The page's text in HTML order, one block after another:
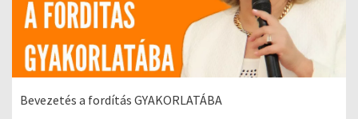
Bevezetés a fordítás GYAKORLATÁBA